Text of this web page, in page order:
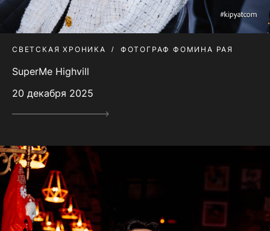
СВЕТСКАЯ ХРОНИКА ФОТОГРАФ ФОМИНА РАЯ
SuperMe Highvill
20 декабря 2025